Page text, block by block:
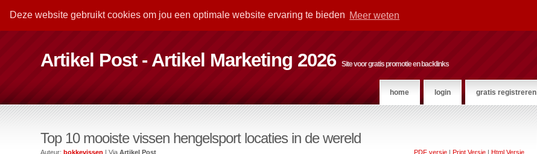
Deze website gebruikt cookies om jou een optimale website ervaring te bieden Meer weten
Artikel Post - Artikel Marketing 2026 Site voor gratis promotie en backlinks
home login gratis registreren
Top 10 mooiste vissen hengelsport locaties in de wereld
PDF versie| Print Versie| Html Versie
Auteur:bokkevissen | ViaArtikel Post